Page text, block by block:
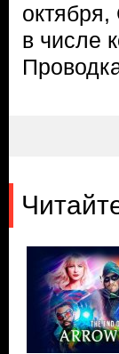
октября,
в числе